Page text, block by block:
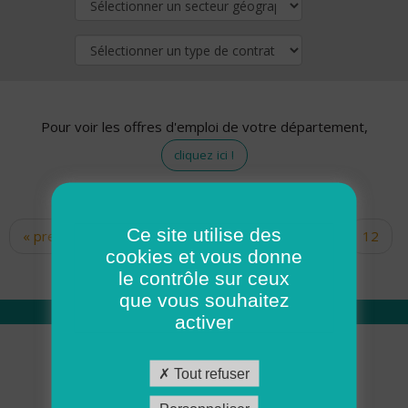
Pour voir les offres d'emploi de votre département,
cliquez ici !
Pages
« premier ‹ précédent … 10
12
14 15 16 17
Qui sommes nous
Académie ADMR
Ce site utilise des
cookies et vous donne
le contrôle sur ceux
que vous souhaitez
activer
Tout refuser